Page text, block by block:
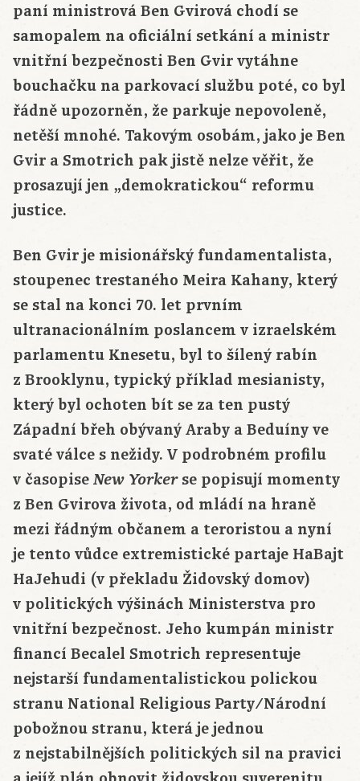
paní ministrová Ben Gvirová chodí se
samopalem na oficiální setkání a ministr
vnitřní bezpečnosti Ben Gvir vytáhne
bouchačku na parkovací službu poté, co byl
řádně upozorněn, že parkuje nepovoleně,
netěší mnohé. Takovým osobám, jako je Ben
Gvir a Smotrich pak jistě nelze věřit, že
prosazují jen „demokratickou“ reformu
justice.
Ben Gvir je misionářský fundamentalista,
stoupenec trestaného Meira Kahany, který
se stal na konci 70. let prvním
ultranacionálním poslancem v izraelském
parlamentu Knesetu, byl to šílený rabín
z Brooklynu, typický příklad mesianisty,
který byl ochoten bít se za ten pustý
Západní břeh obývaný Araby a Beduíny ve
svaté válce s nežidy. V podrobném profilu
v časopise New Yorkerse popisují momenty
z Ben Gvirova života, od mládí na hraně
mezi řádným občanem a teroristou a nyní
je tento vůdce extremistické partaje HaBajt
HaJehudi (v překladu Židovský domov)
v politických výšinách Ministerstva pro
vnitřní bezpečnost. Jeho kumpán ministr
financí Becalel Smotrich representuje
nejstarší fundamentalistickou polickou
stranu National Religious Party/Národní
pobožnou stranu, která je jednou
z nejstabilnějších politických sil na pravici